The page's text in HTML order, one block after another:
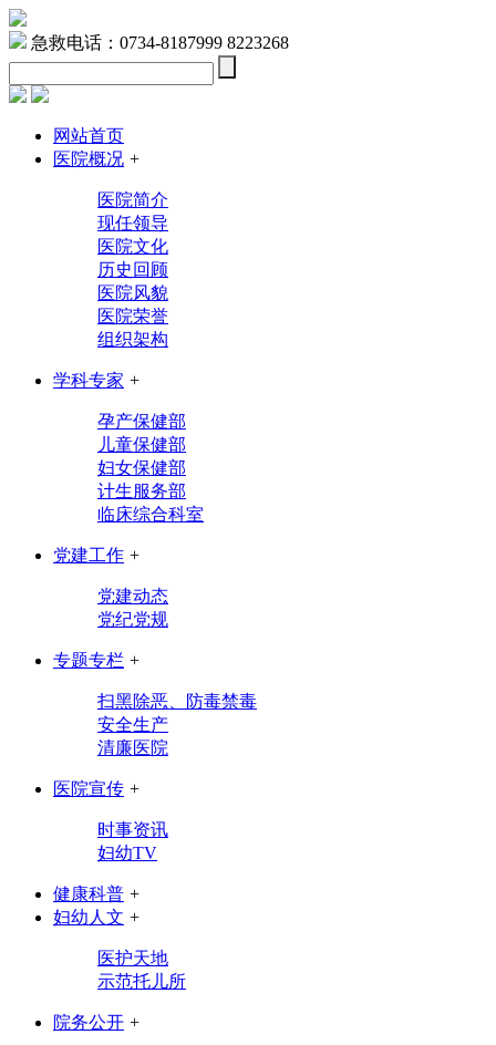
急救电话：0734-8187999 8223268
网站首页
医院概况 +
医院简介
现任领导
医院文化
历史回顾
医院风貌
医院荣誉
组织架构
学科专家 +
孕产保健部
儿童保健部
妇女保健部
计生服务部
临床综合科室
党建工作 +
党建动态
党纪党规
专题专栏 +
扫黑除恶、防毒禁毒
安全生产
清廉医院
医院宣传 +
时事资讯
妇幼TV
健康科普 +
妇幼人文 +
医护天地
示范托儿所
院务公开 +